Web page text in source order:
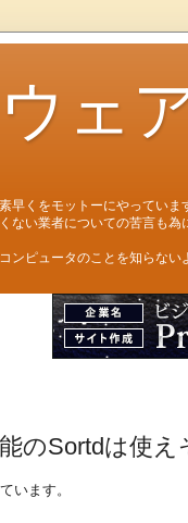
ェ
くをモットーにやっていま
い業者についての苦言も為
ピュータのことを知らない
のSortdは使え
います。